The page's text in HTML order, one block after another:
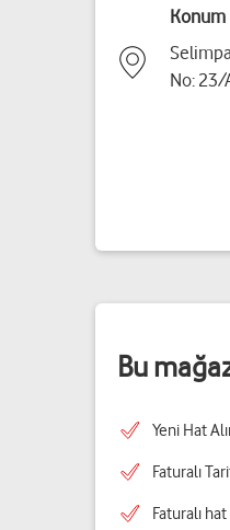
Konum
No: 23/
Bu
Yeni Hat
Faturalı
Faturalı